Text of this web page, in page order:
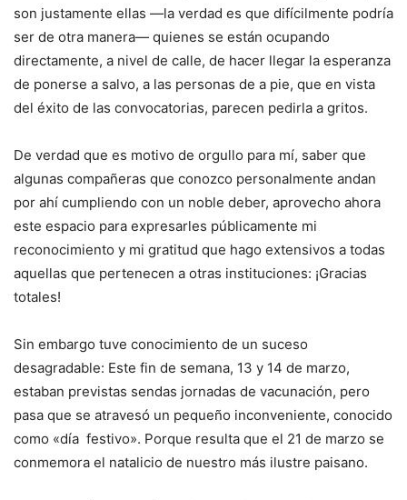
son justamente ellas —la verdad es que difícilmente podría
ser de otra manera— quienes se están ocupando
directamente, a nivel de calle, de hacer llegar la esperanza
de ponerse a salvo, a las personas de a pie, que en vista
del éxito de las convocatorias, parecen pedirla a gritos.
De verdad que es motivo de orgullo para mí, saber que
algunas compañeras que conozco personalmente andan
por ahí cumpliendo con un noble deber, aprovecho ahora
este espacio para expresarles públicamente mi
reconocimiento y mi gratitud que hago extensivos a todas
aquellas que pertenecen a otras instituciones: ¡Gracias
totales!
Sin embargo tuve conocimiento de un suceso
desagradable: Este fin de semana, 13 y 14 de marzo,
estaban previstas sendas jornadas de vacunación, pero
pasa que se atravesó un pequeño inconveniente, conocido
como «día festivo». Porque resulta que el 21 de marzo se
conmemora el natalicio de nuestro más ilustre paisano.